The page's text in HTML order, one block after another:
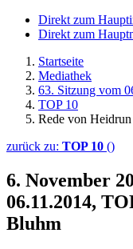
Direkt zum
Direkt zum
Startseite
Mediathek
63. Sitzung vom
TOP 10
Rede von
zurück zu: TOP 10 ()
6. November
06.11.2014,
Bluhm